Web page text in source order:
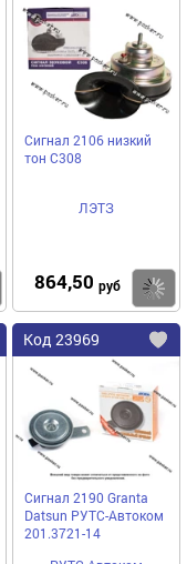
избранное
Купить
Сигнал 2106 низкий
тон С308
ЛЭТЗ
864,50 руб
Добавить
избранное
Код 23969
Сигнал 2190 Granta
Datsun РУТС-Автоком
201.3721-14